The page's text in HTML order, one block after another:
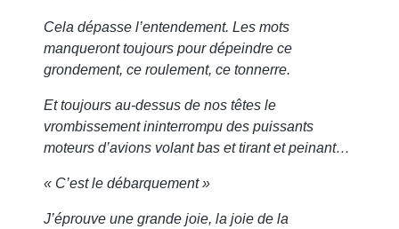
Cela dépasse l’entendement. Les mots
manqueront toujours pour dépeindre ce
grondement, ce roulement, ce tonnerre.
Et toujours au-dessus de nos têtes le
vrombissement ininterrompu des puissants
moteurs d’avions volant bas et tirant et peinant…
« C’est le débarquement »
J’éprouve une grande joie, la joie de la